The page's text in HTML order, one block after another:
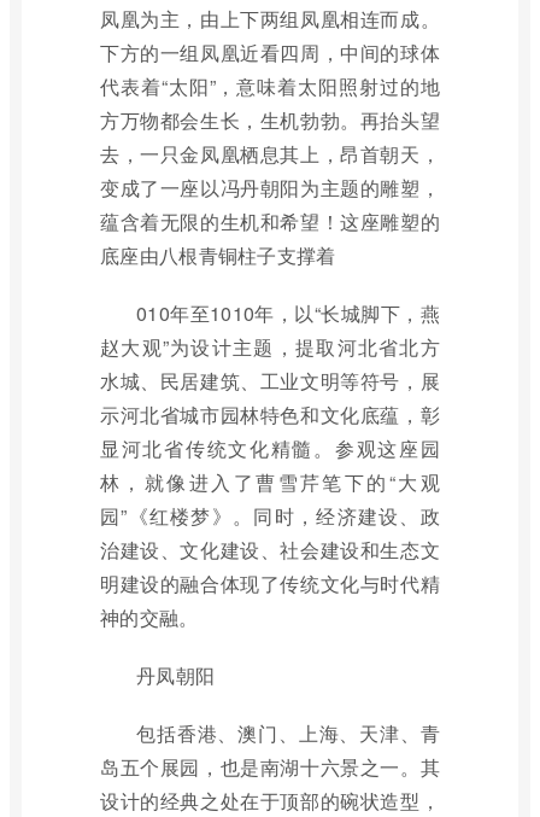
凤凰为主，由上下两组凤凰相连而成。
下方的一组凤凰近看四周，中间的球体
代表着“太阳”，意味着太阳照射过的地
方万物都会生长，生机勃勃。再抬头望
去，一只金凤凰栖息其上，昂首朝天，
变成了一座以冯丹朝阳为主题的雕塑，
蕴含着无限的生机和希望！这座雕塑的
底座由八根青铜柱子支撑着
010年至1010年，以“长城脚下，燕
赵大观”为设计主题，提取河北省北方
水城、民居建筑、工业文明等符号，展
示河北省城市园林特色和文化底蕴，彰
显河北省传统文化精髓。参观这座园
林，就像进入了曹雪芹笔下的“大观
园”《红楼梦》。同时，经济建设、政
治建设、文化建设、社会建设和生态文
明建设的融合体现了传统文化与时代精
神的交融。
丹凤朝阳
包括香港、澳门、上海、天津、青
岛五个展园，也是南湖十六景之一。其
设计的经典之处在于顶部的碗状造型，